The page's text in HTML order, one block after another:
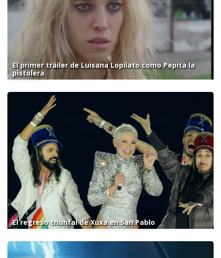
El primer tráiler de Luisana Lopilato como Pepita la
pistolera
El regreso triunfal de Xuxa en San Pablo